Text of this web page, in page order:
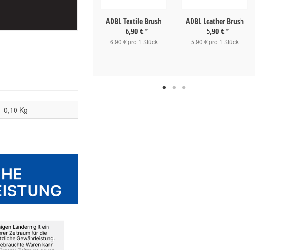
0,10 Kg
Felgenbürste LKW
ADBL Textile Brush
6,90 € *
6,90 € pro 1 Stück
ADBL Leather Brush
5,90 € *
5,90 € pro 1 Stück